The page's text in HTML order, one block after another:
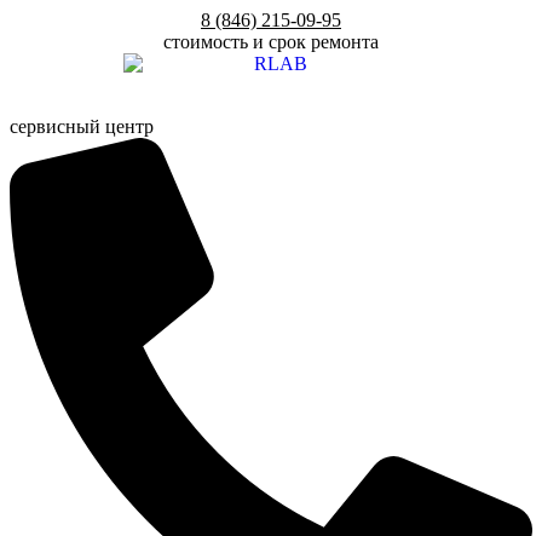
8 (846) 215-09-95
стоимость и срок ремонта
сервисный центр